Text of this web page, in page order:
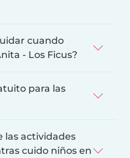
cuando
- Los Ficus?
para las
las actividades
cuido niños en